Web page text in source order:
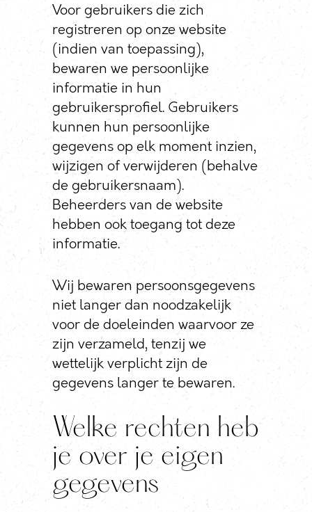
Voor gebruikers die zich
registreren op onze website
(indien van toepassing),
bewaren we persoonlijke
informatie in hun
gebruikersprofiel. Gebruikers
kunnen hun persoonlijke
gegevens op elk moment inzien,
wijzigen of verwijderen (behalve
de gebruikersnaam).
Beheerders van de website
hebben ook toegang tot deze
informatie.
Wij bewaren persoonsgegevens
niet langer dan noodzakelijk
voor de doeleinden waarvoor ze
zijn verzameld, tenzij we
wettelijk verplicht zijn de
gegevens langer te bewaren.
Welke rechten heb
je over je eigen
gegevens